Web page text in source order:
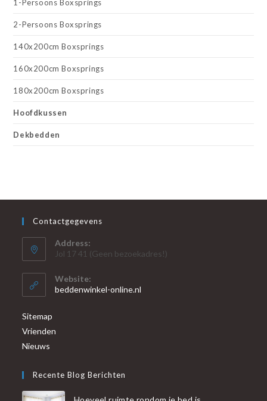
1-Persoons Boxsprings
2-Persoons Boxsprings
140x200cm Boxsprings
160x200cm Boxsprings
180x200cm Boxsprings
Hoofdkussen
Dekbedden
Contactgegevens
Address:
Jol 17 41 (Geen bezoekadres!)
Website:
beddenwinkel-online.nl
Sitemap
Vrienden
Nieuws
Recente Blog Berichten